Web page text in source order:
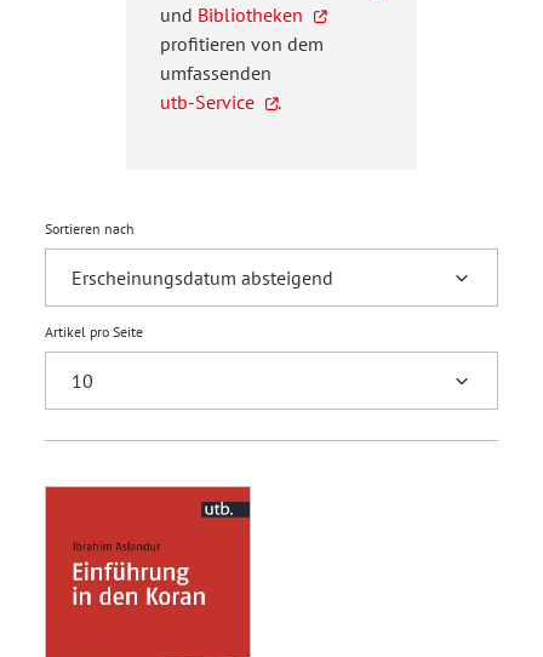
und Bibliotheken
profitieren von dem
umfassenden
utb-Service
.
Sortieren nach
Artikel pro Seite